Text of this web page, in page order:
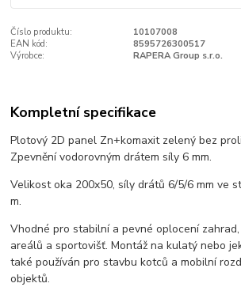
Číslo produktu:
10107008
EAN kód:
8595726300517
Výrobce:
RAPERA Group s.r.o.
Kompletní specifikace
Plotový 2D panel Zn+komaxit zelený bez
Zpevnění vodorovným drátem síly 6 mm.
Velikost oka 200x50, síly drátů 6/5/6 mm ve
m.
Vhodné pro stabilní a pevné oplocení
areálů a sportovišť. Montáž na kulatý nebo
také používán pro stavbu kotců a mobilní
objektů.